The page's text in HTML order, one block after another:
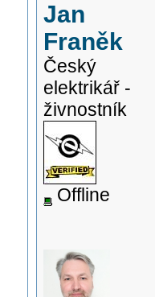
Jan
Franěk
Český
elektrikář -
živnostník
Offline